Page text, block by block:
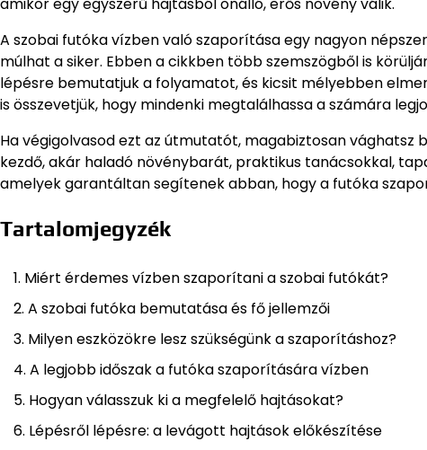
A szobai futóka vízben való szaporítása egy nagyon
múlhat a siker. Ebben a cikkben több szemszögből is
lépésre bemutatjuk a folyamatot, és kicsit mélyebben
is összevetjük, hogy mindenki megtalálhassa a számára
Ha végigolvasod ezt az útmutatót, magabiztosan
kezdő, akár haladó növénybarát, praktikus tanácsokkal,
amelyek garantáltan segítenek abban, hogy a futóka
Tartalomjegyzék
Miért érdemes vízben szaporítani a szobai futókát?
A szobai futóka bemutatása és fő jellemzői
Milyen eszközökre lesz szükségünk a szaporításhoz?
A legjobb időszak a futóka szaporítására vízben
Hogyan válasszuk ki a megfelelő hajtásokat?
Lépésről lépésre: a levágott hajtások előkészítése